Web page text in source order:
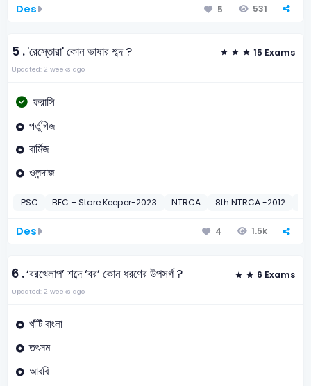
Des 5 531
5 .'রেস্তোরা' কোন ভাষার শব্দ ? 15 Exams
Updated: 2 weeks ago
ফরাসি
পর্তুগিজ
বার্মিজ
ওলন্দাজ
PSC BEC – Store Keeper-2023 NTRCA 8th NTRCA -2012
Des 4 1.5k
6 .‘বরখেলাপ’ শব্দে ‘বর’ কোন ধরণের উপসর্গ ? 6 Exams
Updated: 2 weeks ago
খাঁটি বাংলা
তৎসম
আরবি